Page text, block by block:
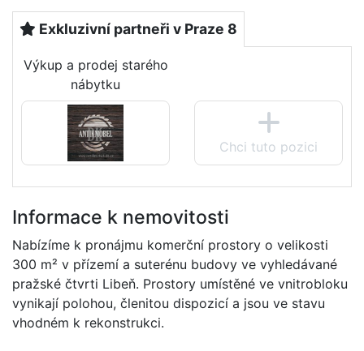
Exkluzivní partneři v Praze 8
Výkup a prodej starého
nábytku
Chci tuto pozici
Informace k nemovitosti
Nabízíme k pronájmu komerční prostory o velikosti
300 m² v přízemí a suterénu budovy ve vyhledávané
pražské čtvrti Libeň. Prostory umístěné ve vnitrobloku
vynikají polohou, členitou dispozicí a jsou ve stavu
vhodném k rekonstrukci.